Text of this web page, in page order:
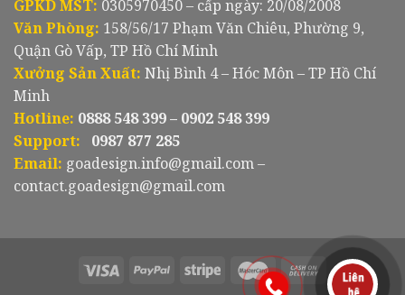
GPKD MST: 0305970450 – cấp ngày: 20/08/2008
Văn Phòng: 158/56/17 Phạm Văn Chiêu, Phường 9,
Quận Gò Vấp, TP Hồ Chí Minh
Xưởng Sản Xuất: Nhị Bình 4 – Hóc Môn – TP Hồ Chí
Minh
Hotline: 0888 548 399 – 0902 548 399
Support:
0987 877 285
Email: goadesign.info@gmail.com –
contact.goadesign@gmail.com